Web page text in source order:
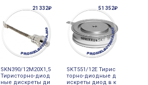
21 332₽
SKN390/12M20X1,5
Тиристорно-диод
ные дискреты ди
51 352₽
SKT551/12E Тирис
торно-диодные д
искреты диод в к